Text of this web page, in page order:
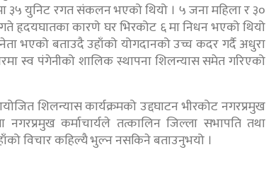
३५ युनिट रगत संकलन भएको थियो । ५ जना महिला र ३०
हृदयघातका कारणे घर भिरकोट ६ मा निधन भएको थियो
भएको बताउदै उहाँको योगदानको उच्च कदर गर्दै अधुरा
स्व पंगेनीको शालिक स्थापना शिलन्यास समेत गरिएको
शिलन्यास कार्यक्रमको उद्दघाटन भीरकोट नगरप्रमुख
नगरप्रमुख कर्माचार्यले तत्कालिन जिल्ला सभापति तथा
विचार कहिल्यै भुल्न नसकिने बताउनुभयो ।